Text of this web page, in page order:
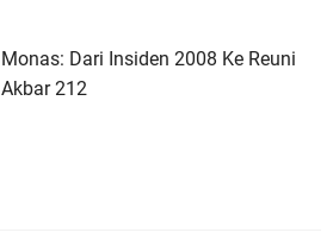
Monas: Dari Insiden 2008 Ke Reuni
Akbar 212